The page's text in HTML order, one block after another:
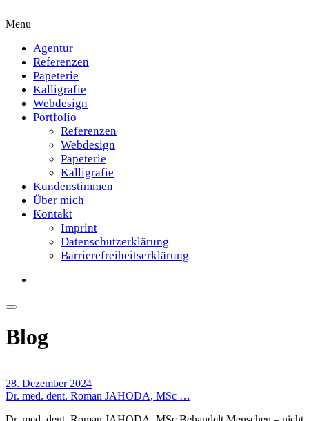
Menu
Agentur
Referenzen
Papeterie
Kalligrafie
Webdesign
Portfolio
Referenzen
Webdesign
Papeterie
Kalligrafie
Kundenstimmen
Über mich
Kontakt
Imprint
Datenschutzerklärung
Barrierefreiheitserklärung
Blog
28. Dezember 2024
Dr. med. dent. Roman JAHODA, MSc …